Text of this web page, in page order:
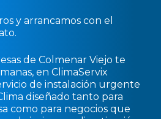
y arrancamos con el
de Colmenar Viejo te
en ClimaServix
de instalación urgente
diseñado tanto para
como para negocios que